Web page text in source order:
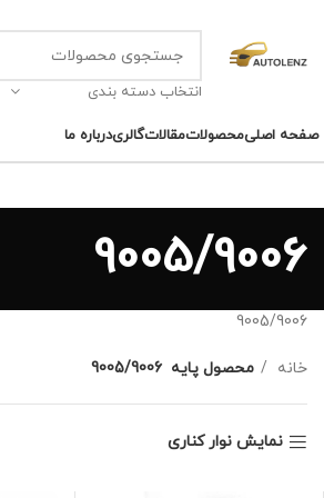
انتخاب دسته بندی
صفحه اصلیمحصولاتمقالاتگالریدرباره ما
9005/9006
9005/9006
خانه محصول پایه 9005/9006
نمایش نوار کناری